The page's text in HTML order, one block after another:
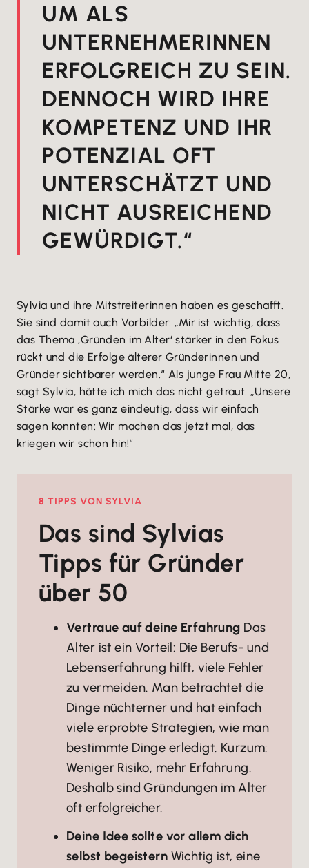
UM ALS
UNTERNEHMERINNEN
ERFOLGREICH ZU SEIN.
DENNOCH WIRD IHRE
KOMPETENZ UND IHR
POTENZIAL OFT
UNTERSCHÄTZT UND
NICHT AUSREICHEND
GEWÜRDIGT.“
Sylvia und ihre Mitstreiterinnen haben es geschafft.
Sie sind damit auch Vorbilder: „Mir ist wichtig, dass
das Thema ‚Gründen im Alter‘ stärker in den Fokus
rückt und die Erfolge älterer Gründerinnen und
Gründer sichtbarer werden.“ Als junge Frau Mitte 20,
sagt Sylvia, hätte ich mich das nicht getraut. „Unsere
Stärke war es ganz eindeutig, dass wir einfach
sagen konnten: Wir machen das jetzt mal, das
kriegen wir schon hin!“
8 TIPPS VON SYLVIA
Das sind Sylvias
Tipps für Gründer
über 50
Vertraue auf deine Erfahrung Das
Alter ist ein Vorteil: Die Berufs- und
Lebenserfahrung hilft, viele Fehler
zu vermeiden. Man betrachtet die
Dinge nüchterner und hat einfach
viele erprobte Strategien, wie man
bestimmte Dinge erledigt. Kurzum:
Weniger Risiko, mehr Erfahrung.
Deshalb sind Gründungen im Alter
oft erfolgreicher.
Deine Idee sollte vor allem dich
selbst begeistern Wichtig ist, eine